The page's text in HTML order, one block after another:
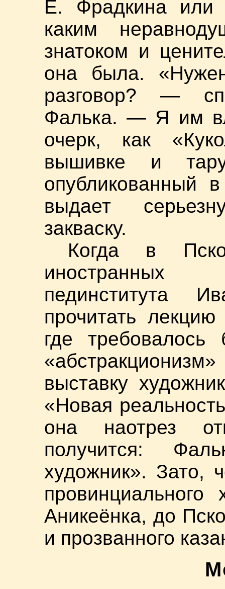
Е. Фрадкина или
каким
знатоком и
она была.
разговор? —
Фалька. — Я им
очерк, как
вышивке и
опубликованный
выдает
закваску.
Когда в
иностранных
пединститута
прочитать
где
выставку
«Новая
она наотрез
получится:
художник». Зато,
провинциального
Аникеёнка, до
и прозванного